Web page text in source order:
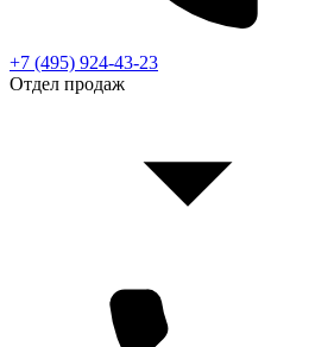
+7 (495) 924-43-23
Отдел продаж